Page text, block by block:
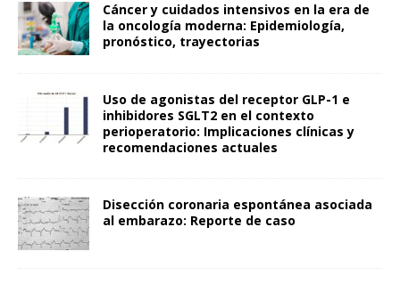
Cáncer y cuidados intensivos en la era de
la oncología moderna: Epidemiología,
pronóstico, trayectorias
Uso de agonistas del receptor GLP-1 e
inhibidores SGLT2 en el contexto
perioperatorio: Implicaciones clínicas y
recomendaciones actuales
Disección coronaria espontánea asociada
al embarazo: Reporte de caso